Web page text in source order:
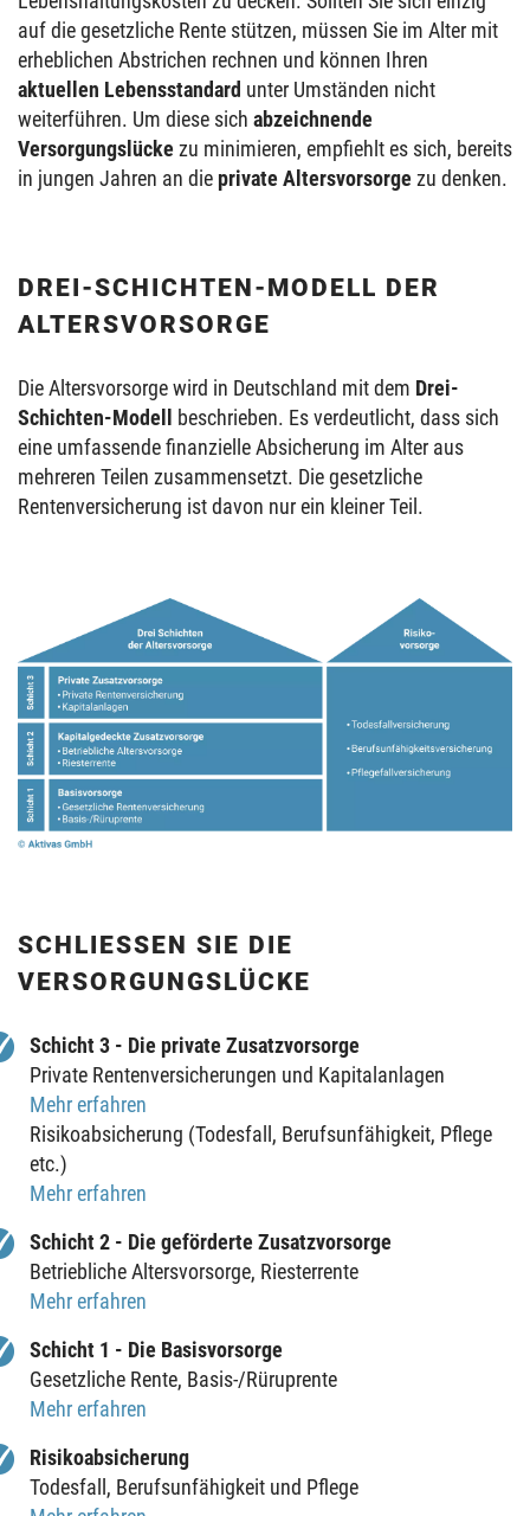
auf die gesetzliche Rente stützen, müssen Sie im Alter mit
erheblichen Abstrichen rechnen und können Ihren
aktuellen Lebensstandard unter Umständen nicht
weiterführen. Um diese sich abzeichnende
Versorgungslücke zu minimieren, empfiehlt es sich, bereits
in jungen Jahren an die private Altersvorsorge zu denken.
DREI-SCHICHTEN-MODELL DER
ALTERSVORSORGE
Die Altersvorsorge wird in Deutschland mit dem Drei-
Schichten-Modell
beschrieben. Es verdeutlicht, dass sich
eine umfassende finanzielle Absicherung im Alter aus
mehreren Teilen zusammensetzt. Die gesetzliche
Rentenversicherung ist davon nur ein kleiner Teil.
SCHLIESSEN SIE DIE V
ERSORGUNGSLÜCKE
Schicht 3 - Die private Zusatzvorsorge
Private Rentenversicherungen und Kapitalanlagen
Mehr erfahren
Risikoabsicherung (Todesfall, Berufsunfähigkeit, Pflege
etc.)
Mehr erfahren
Schicht 2 - Die geförderte Zusatzvorsorge
Betriebliche Altersvorsorge, Riesterrente
Mehr erfahren
Schicht 1 - Die Basisvorsorge
Gesetzliche Rente, Basis-/Rüruprente
Mehr erfahren
Risikoabsicherung
Todesfall, Berufsunfähigkeit und Pflege